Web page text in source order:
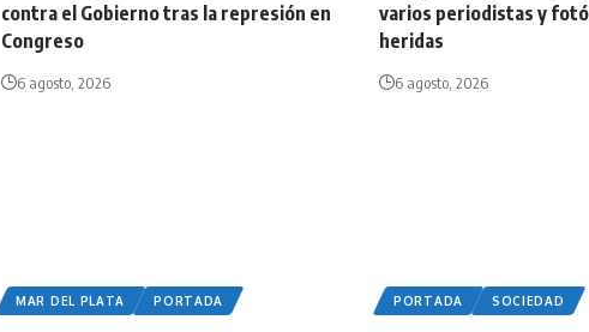
contra el Gobierno tras la represión en
Congreso
6 agosto, 2026
varios periodistas y
heridas
6 agosto, 2026
MAR DEL PLATA PORTADA PORTADA SOCIEDAD